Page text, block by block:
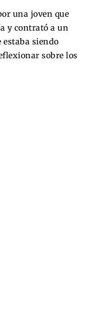
una joven que
y contrató a un
siendo
sobre los